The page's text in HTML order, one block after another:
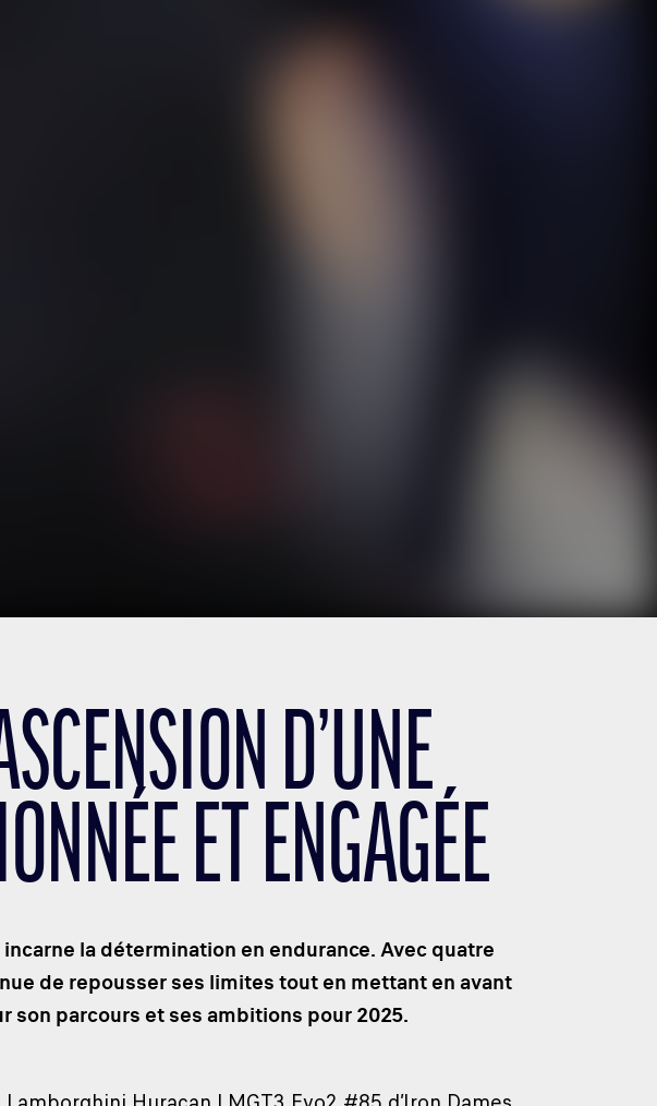
D’UNE
ET ENGAGÉE
la détermination en endurance. Avec quatre
de repousser ses limites tout en mettant en avant
son parcours et ses ambitions pour 2025.